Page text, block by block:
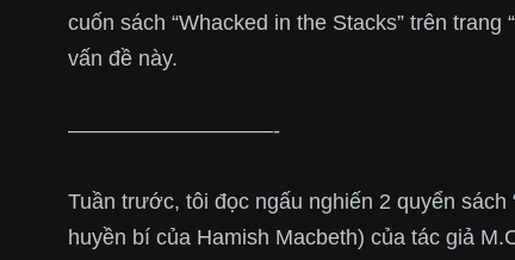
cuốn sách “Whacked in the Stacks” trên trang
vấn đề này.
————————–—-
Tuần trước, tôi đọc ngấu nghiến 2 quyển
huyền bí của Hamish Macbeth) của tác giả